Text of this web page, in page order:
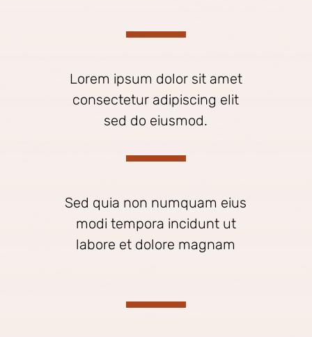
Lorem ipsum dolor sit amet
consectetur adipiscing elit
sed do eiusmod.
Sed quia non numquam eius
modi tempora incidunt ut
labore et dolore magnam